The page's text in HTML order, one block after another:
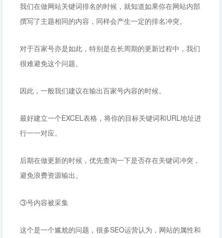
我们在做网站关键词排名的时候，就知道如果你在网站内部
撰写了主题相同的内容，同样会产生一定的排名冲突。
对于百家号亦是如此，特别是在长周期的更新过程中，我们
很难避免这个问题。
因此，一般我们建议在输出百家号内容的时候。
最好建立一个EXCEL表格，将你的目标关键词和URL地址进
行一一对应。
后期在做更新的时候，优先查询一下是否存在关键词冲突，
避免浪费资源输出。
③号内容被采集
这个是一个尴尬的问题，很多SEO运营认为，网站的属性和